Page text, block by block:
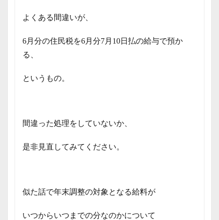
よくある間違いが、
6月分の住民税を6月分7月10日払の給与で預か
る、
というもの。
間違った処理をしていないか、
是非見直してみてください。
似た話で年末調整の対象となる給料が
いつからいつまでの分なのかについて